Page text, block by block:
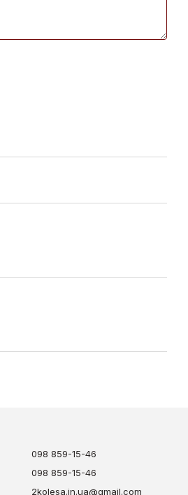
098 859-15-46
098 859-15-46
2kolesa.in.ua@gmail.com